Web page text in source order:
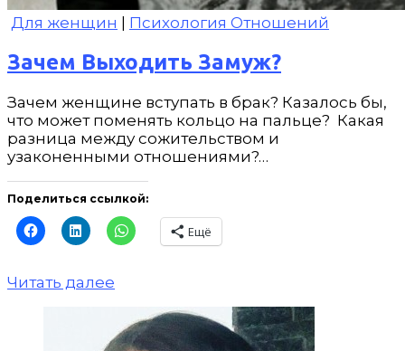
Для женщин | Психология Отношений
Зачем Выходить Замуж?
Зачем женщине вступать в брак? Казалось бы,
что может поменять кольцо на пальце? Какая
разница между сожительством и
узаконенными отношениями?…
Поделиться ссылкой:
Ещё
Читать далее